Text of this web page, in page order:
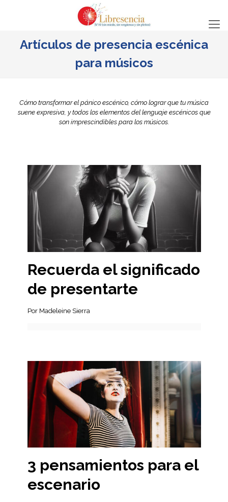
Artículos de presencia escénica
para músicos
Cómo transformar el pánico escénico, cómo lograr que tu música
suene expresiva, y todos los elementos del lenguaje escénicos que
son imprescindibles para los músicos.
Recuerda el significado
de presentarte
Por Madeleine Sierra
3 pensamientos para el
escenario